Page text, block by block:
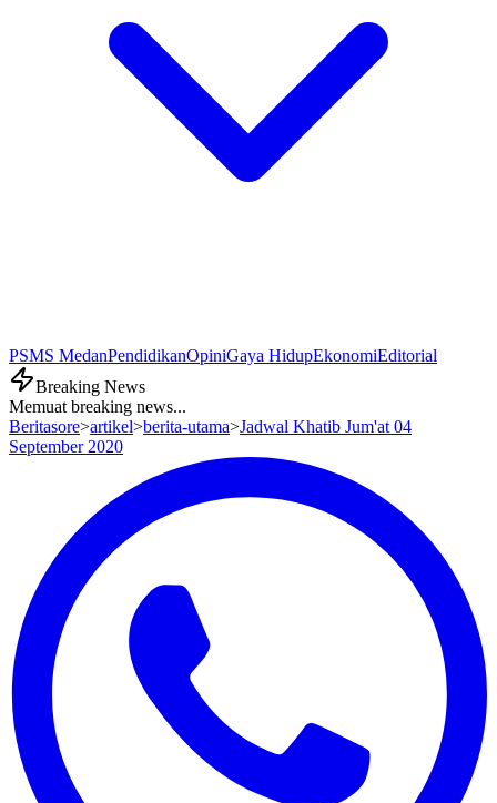
PSMS MedanPendidikanOpiniGaya HidupEkonomiEditorial
Breaking News
Memuat breaking news...
Beritasore>artikel>berita-utama>Jadwal Khatib Jum'at 04
September 2020